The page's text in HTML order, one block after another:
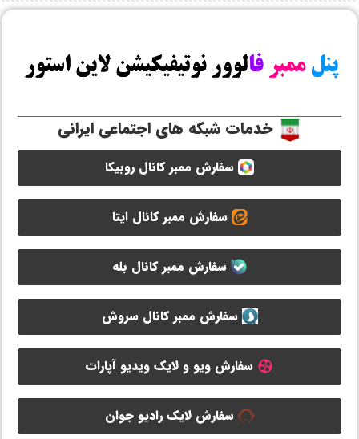
خدمات شبکه های اجتماعی ایرانی
سفارش ممبر کانال روبیکا
سفارش ممبر کانال ایتا
سفارش ممبر کانال بله
سفارش ممبر کانال سروش
سفارش ویو و لایک ویدیو آپارات
سفارش لایک رادیو جوان